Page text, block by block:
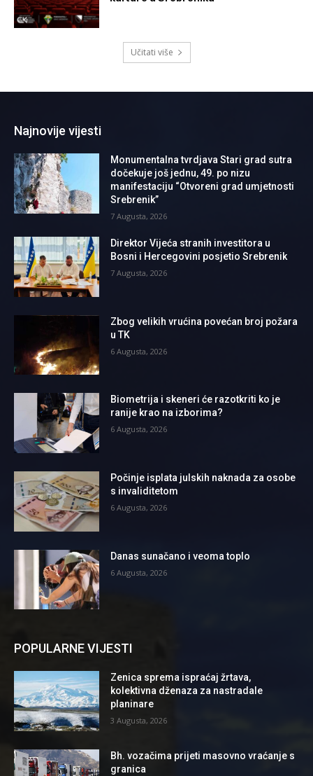
Učitati više
Najnovije vijesti
Monumentalna tvrdjava Stari grad sutra
dočekuje još jednu, 49. po nizu
manifestaciju “Otvoreni grad umjetnosti
Srebrenik”
7 Augusta, 2026
Direktor Vijeća stranih investitora u
Bosni i Hercegovini posjetio Srebrenik
7 Augusta, 2026
Zbog velikih vrućina povećan broj požara
u TK
6 Augusta, 2026
Biometrija i skeneri će razotkriti ko je
ranije krao na izborima?
6 Augusta, 2026
Počinje isplata julskih naknada za osobe
s invaliditetom
6 Augusta, 2026
Danas sunačano i veoma toplo
6 Augusta, 2026
POPULARNE VIJESTI
Zenica sprema ispraćaj žrtava,
kolektivna dženaza za nastradale
planinare
3 Augusta, 2026
Bh. vozačima prijeti masovno vraćanje s
granica